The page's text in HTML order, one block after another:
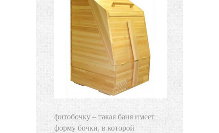
фитобочку – такая баня имеет
форму бочки, в которой